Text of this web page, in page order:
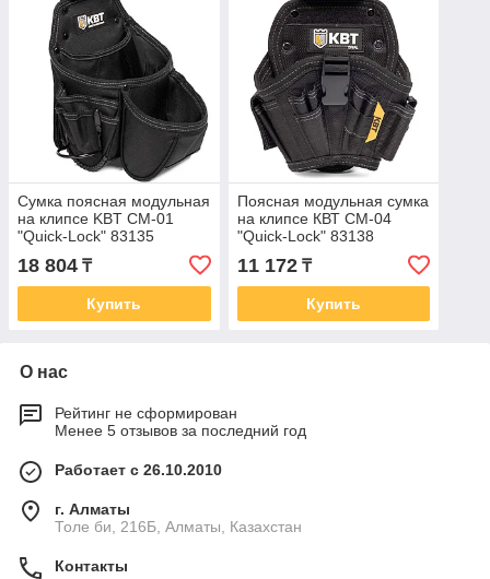
Сумка поясная модульная
на клипсе KBT СМ-01
"Quick-Lock" 83135
18 804 ₸
Купить
Поясная модульная сумка
на клипсе КВТ СМ-04
"Quick-Lock" 83138
11 172₸
Купить
О нас
Рейтинг не сформирован
Менее 5 отзывов за последний год
Работает с 26.10.2010
г. Алматы
Толе би, 216Б, Алматы, Казахстан
Контакты